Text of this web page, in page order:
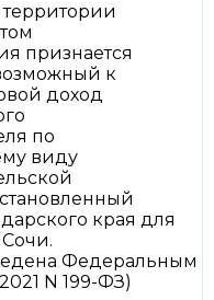
признается
к
доход
по
виду
края для
Федеральным
N 199-ФЗ)